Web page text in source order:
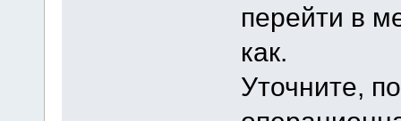
перейти в
как.
Уточните,